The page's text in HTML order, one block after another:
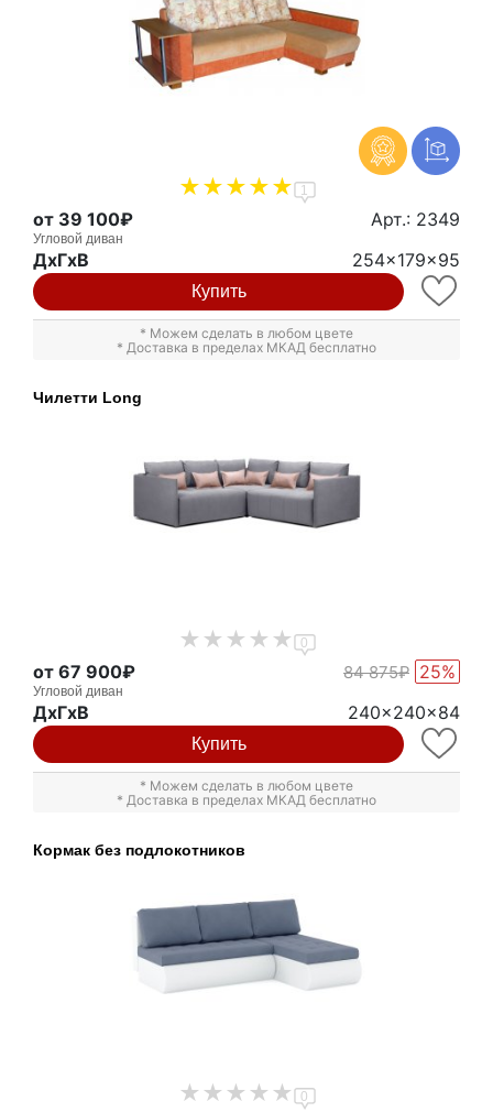
1
от 39 100₽ Арт.: 2349
Угловой диван
ДxГxВ 254x179x95
Купить
* Можем сделать в любом цвете
* Доставка в пределах МКАД бесплатно
Чилетти Long
0
от 67 900₽ 84 875₽ 25%
Угловой диван
ДxГxВ 240x240x84
Купить
* Можем сделать в любом цвете
* Доставка в пределах МКАД бесплатно
Кормак без подлокотников
0